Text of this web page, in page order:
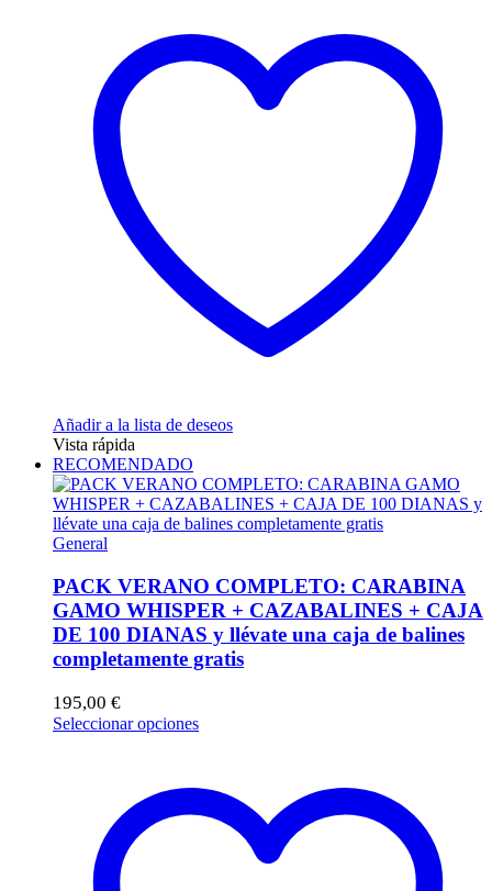
79,95 €
variantes.
Las
opciones
Añadir a la lista de deseos
Vista rápida
RECOMENDADO
General
PACK VERANO COMPLETO: CARABINA
GAMO WHISPER + CAZABALINES + CAJA
DE 100 DIANAS y llévate una caja de balines
completamente gratis
195,00 €
Seleccionar opcionesEste
variantes.
Las
opciones